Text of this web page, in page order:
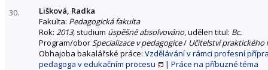
30.
Lišková, Radka
Fakulta: Pedagogická fakulta
Rok: 2013, studium úspěšně absolvováno, udělen titul: Bc.
Program/oborSpecializace v pedagogice/ Učitelství praktického
Obhajoba bakalářské práce: Vzdělávání v rámci profesní
pedagoga v edukačním procesu
| Práce na příbuzné téma